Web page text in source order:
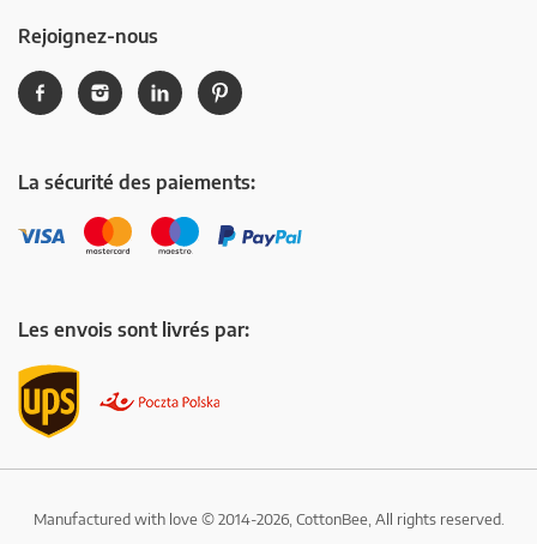
Rejoignez-nous
La sécurité des paiements:
Les envois sont livrés par:
Manufactured with love © 2014-2026, CottonBee, All rights reserved.